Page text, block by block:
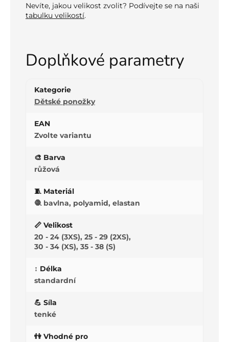
Nevíte, jakou velikost zvolit? Podívejte se na naši
tabulku velikostí.
Doplňkové parametry
Kategorie
Dětské ponožky
EAN
Zvolte variantu
🎨 Barva
růžová
🧵 Materiál
🧶 bavlna, polyamid, elastan
📏 Velikost
20 - 24 (3XS), 25 - 29 (2XS),
30 - 34 (XS), 35 - 38 (S)
↕️ Délka
standardní
💪 Síla
tenké
👫 Vhodné pro